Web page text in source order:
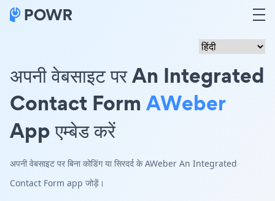
अपनी वेबसाइट पर An Integrated
Contact Form AWeber
App एम्बेड करें
अपनी वेबसाइट पर बिना कोडिंग या सिरदर्द के AWeber An Integrated
Contact Form app जोड़ें।